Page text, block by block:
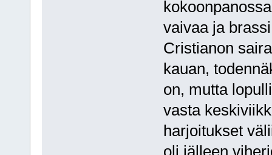
vaivaa ja
Cristianon
kauan,
on, mutta
vasta
harjoitukset
oli jälleen